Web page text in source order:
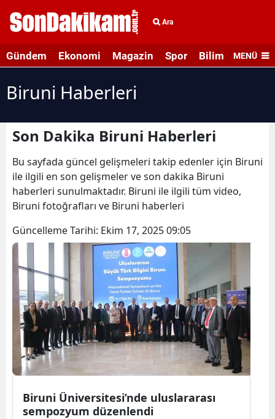
Ara
Gündem Ekonomi Magazin Spor Bilim veMENÜ
Biruni Haberleri
Son Dakika Biruni Haberleri
Bu sayfada güncel gelişmeleri takip edenler için Biruni
ile ilgili en son gelişmeler ve son dakika Biruni
haberleri sunulmaktadır. Biruni ile ilgili tüm video,
Biruni fotoğrafları ve Biruni haberleri
Güncelleme Tarihi: Ekim 17, 2025 09:05
Biruni Üniversitesi’nde uluslararası
sempozyum düzenlendi